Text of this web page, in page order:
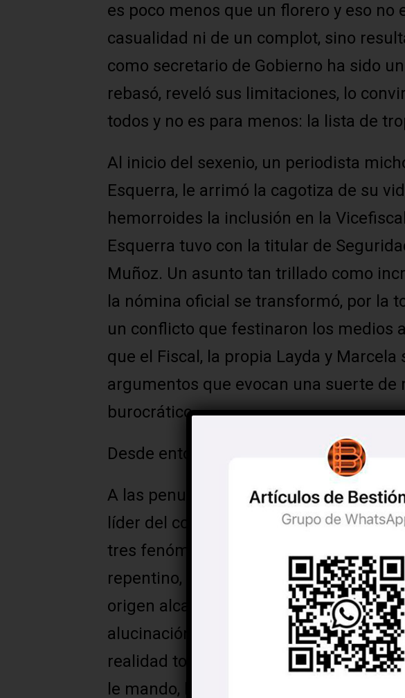
es poco menos que un florero y eso no
casualidad ni de un complot, sino
como secretario de Gobierno ha sido
rebasó, reveló sus limitaciones, lo
todos y no es para menos: la lista de
Al inicio del sexenio, un periodista
Esquerra, le arrimó la cagotiza de su
hemorroides la inclusión en la
Esquerra tuvo con la titular de
Muñoz. Un asunto tan trillado como
la nómina oficial se transformó, por la
un conflicto que festinaron los medios
que el Fiscal, la propia Layda y
argumentos que evocan una suerte de
burocrático.
Desde entonces supimos que algo
A las penurias de Ostoa se agregó el
líder del congreso, un lumpen
tres fenómenos igualmente nefastos:
repentino, la vulgaridad innata y un
origen alcaloide, trilogía que lo
alucinación de creer que es Wiston
realidad todo lo que hace suena a la
le mando, le mando, le mando la niña.